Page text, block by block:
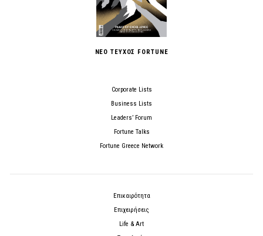
ΝΕΟ ΤΕΥΧΟΣ FORTUNE
Corporate Lists
Business Lists
Leaders’ Forum
Fortune Talks
Fortune Greece Network
Επικαιρότητα
Επιχειρήσεις
Life & Art